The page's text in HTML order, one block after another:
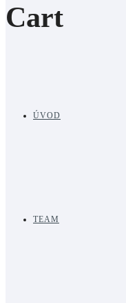
Cart
ÚVOD
TEAM